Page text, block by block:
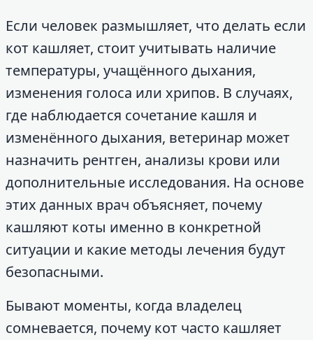
Если человек размышляет, что делать если
кот кашляет, стоит учитывать наличие
температуры, учащённого дыхания,
изменения голоса или хрипов. В случаях,
где наблюдается сочетание кашля и
изменённого дыхания, ветеринар может
назначить рентген, анализы крови или
дополнительные исследования. На основе
этих данных врач объясняет, почему
кашляют коты именно в конкретной
ситуации и какие методы лечения будут
безопасными.
Бывают моменты, когда владелец
сомневается, почему кот часто кашляет